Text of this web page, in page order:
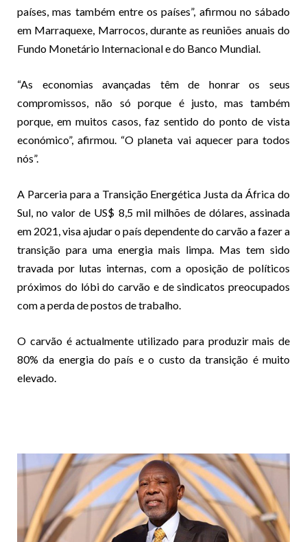
países, mas também entre os países”, afirmou no sábado
em Marraquexe, Marrocos, durante as reuniões anuais do
Fundo Monetário Internacional e do Banco Mundial.
“As economias avançadas têm de honrar os seus
compromissos, não só porque é justo, mas também
porque, em muitos casos, faz sentido do ponto de vista
económico”, afirmou. “O planeta vai aquecer para todos
nós”.
A Parceria para a Transição Energética Justa da África do
Sul, no valor de US$ 8,5 mil milhões de dólares, assinada
em 2021, visa ajudar o país dependente do carvão a fazer a
transição para uma energia mais limpa. Mas tem sido
travada por lutas internas, com a oposição de políticos
próximos do lóbi do carvão e de sindicatos preocupados
com a perda de postos de trabalho.
O carvão é actualmente utilizado para produzir mais de
80% da energia do país e o custo da transição é muito
elevado.